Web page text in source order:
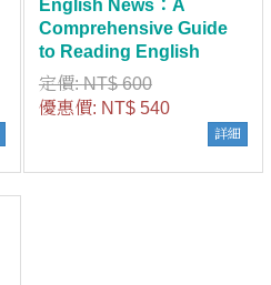
English News：A
Comprehensive Guide
to Reading English
News（菊8K +寂天雲隨
身聽APP）（With No
Answer Key／無附解
定價:NT$ 600
優惠價: NT$ 540
詳細